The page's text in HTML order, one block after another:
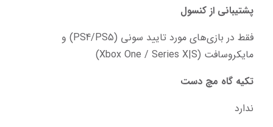
پشتیبانی از کنسول
مایکروسافت (Xbox One / Series X|S)
تکیه گاه مچ دست
ندارد